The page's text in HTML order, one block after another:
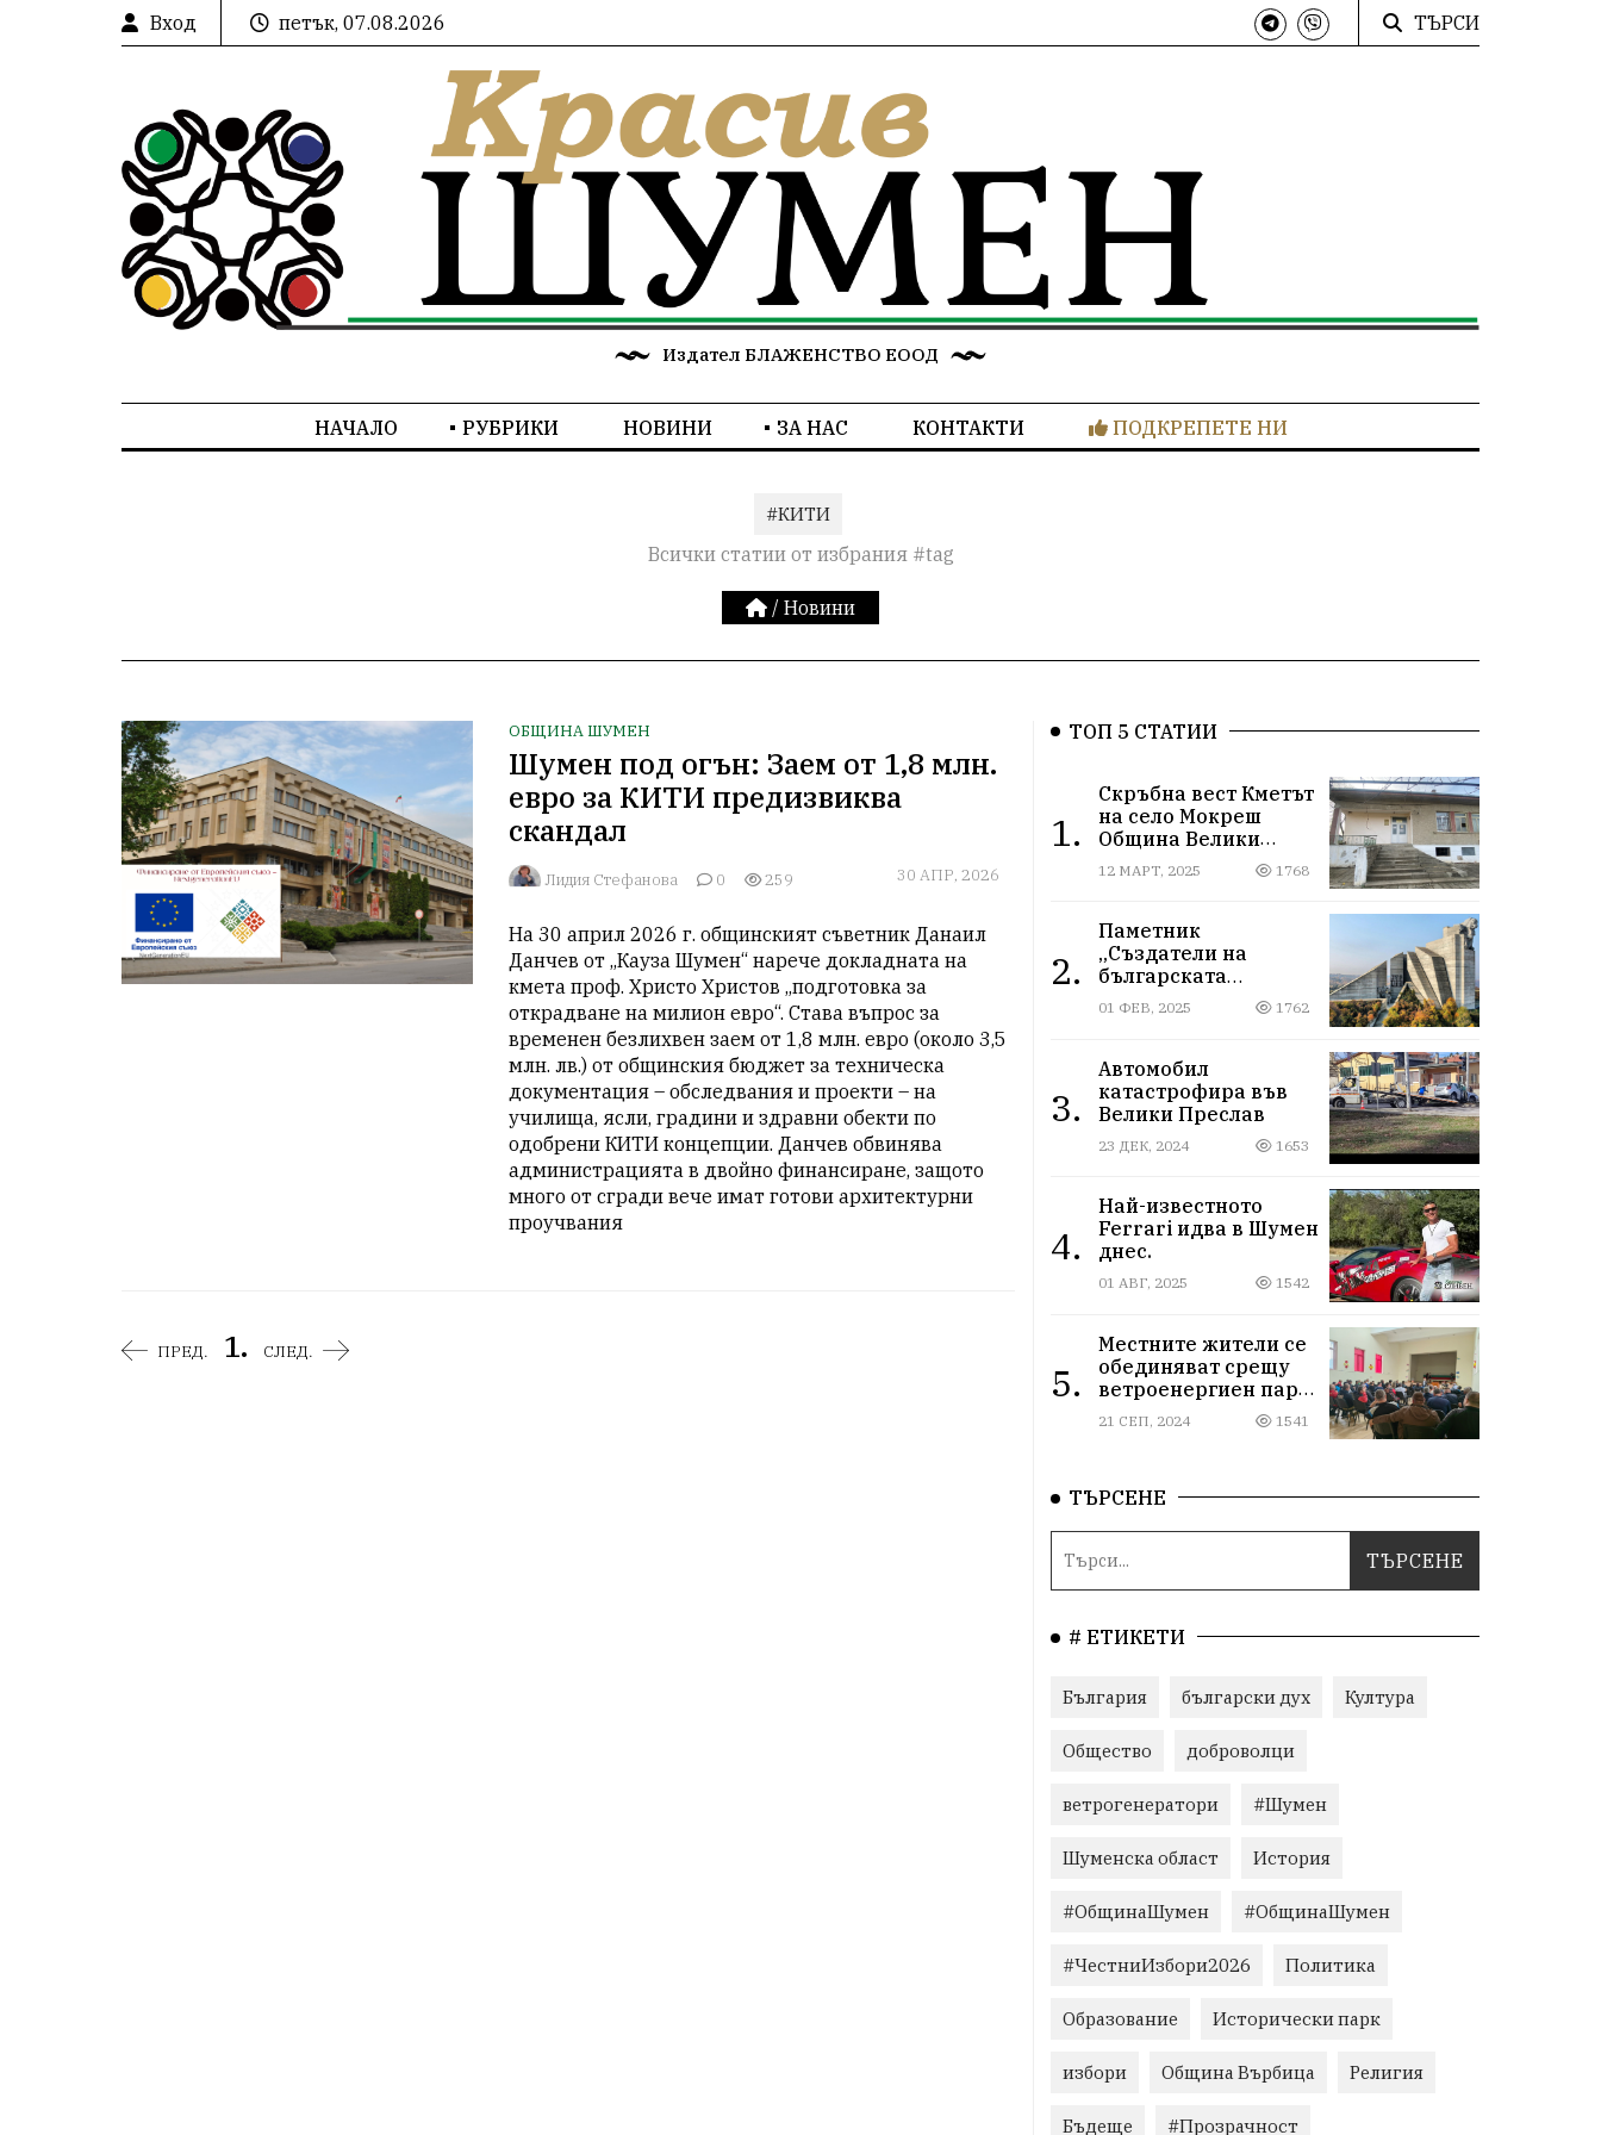
Вход петък, 07.08.2026 ТЪРСИ
Издател БЛАЖЕНСТВО ЕООД
НАЧАЛО РУБРИКИ НОВИНИ ЗА НАС КОНТАКТИ ПОДКРЕПЕТЕ НИ
#КИТИ
Всички статии от избрания #tag
/ Новини
ОБЩИНА ШУМЕН
Шумен под огън: Заем от 1,8 млн.
евро за КИТИ предизвиква
скандал
Лидия Стефанова 0 259 30 АПР, 2026
На 30 април 2026 г. общинският съветник Данаил
Данчев от „Кауза Шумен“ нарече докладната на
кмета проф. Христо Христов „подготовка за
открадване на милион евро“. Става въпрос за
временен безлихвен заем от 1,8 млн. евро (около 3,5
млн. лв.) от общинския бюджет за техническа
документация – обследвания и проекти – на
училища, ясли, градини и здравни обекти по
одобрени КИТИ концепции. Данчев обвинява
администрацията в двойно финансиране, защото
много от сгради вече имат готови архитектурни
проучвания
ПРЕД. 1. СЛЕД.
ТОП 5 СТАТИИ
1.
Скръбна вест Кметът
на село Мокреш
Община Велики
Преслав се самоуби.
12 МАРТ, 2025 1768
2.
Паметник
„Създатели на
българската
държава“
01 ФЕВ, 2025 1762
3.
Автомобил
катастрофира във
Велики Преслав
23 ДЕК, 2024 1653
4.
Най-известното
Ferrari идва в Шумен
днес.
01 АВГ, 2025 1542
5.
Местните жители се
обединяват срещу
ветроенергиен парк
"Пет могили"
21 СЕП, 2024 1541
ТЪРСЕНЕ
# ЕТИКЕТИ
България български дух Култура
Общество доброволци
ветрогенератори #Шумен
Шуменска област История
#ОбщинаШумен #ОбщинаШумен
#ЧестниИзбори2026 Политика
Образование Исторически парк
избори Община Върбица Религия
Бъдеще #Прозрачност